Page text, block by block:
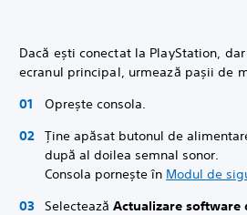
Dacă ești conectat la PlayStation,
ecranul principal, urmează pașii de
Oprește consola.
Ține apăsat butonul de
după al doilea semnal sonor.
Consola pornește în Modul de
Selectează Actualizare software